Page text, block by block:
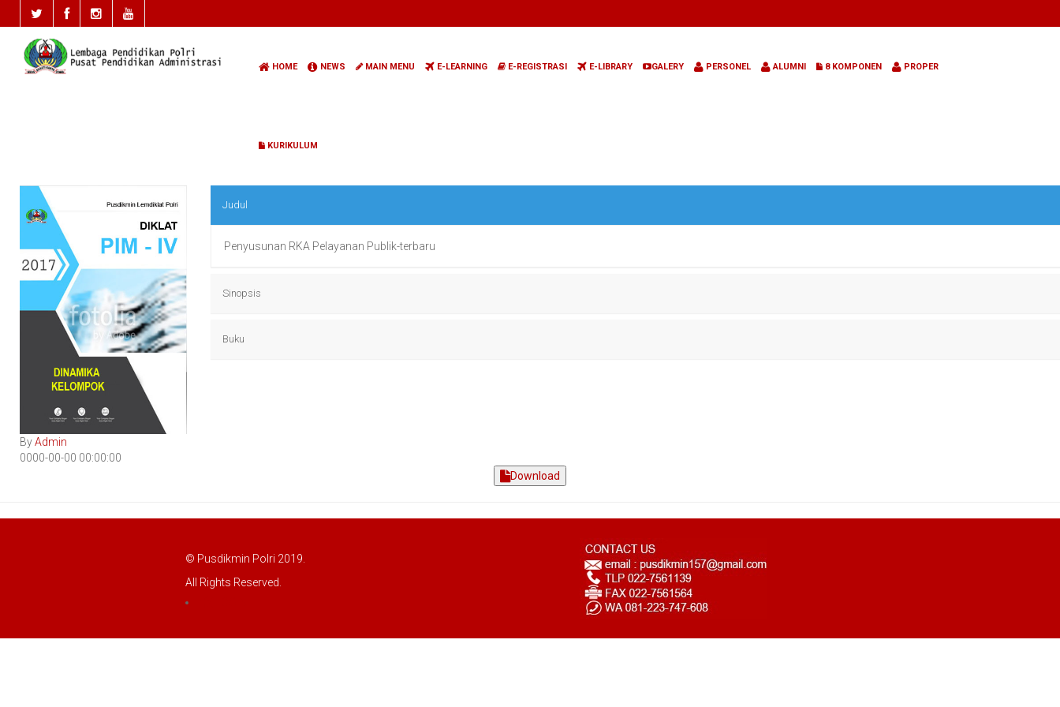
HOME NEWS MAIN MENU E-LEARNING E-REGISTRASI E-LIBRARY GALERY PERSONEL ALUMNI 8 KOMPONEN PROPER
KURIKULUM
ByAdmin
0000-00-00 00:00:00
Judul
Penyusunan RKA Pelayanan Publik-terbaru
Sinopsis
Penyusunan RKA Pelayanan Publik-terbaru
Buku
Download
© Pusdikmin Polri 2019.
All Rights Reserved.